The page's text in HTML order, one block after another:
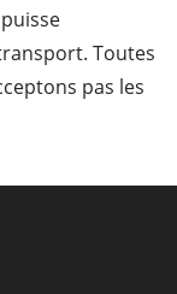
Toutes
pas les